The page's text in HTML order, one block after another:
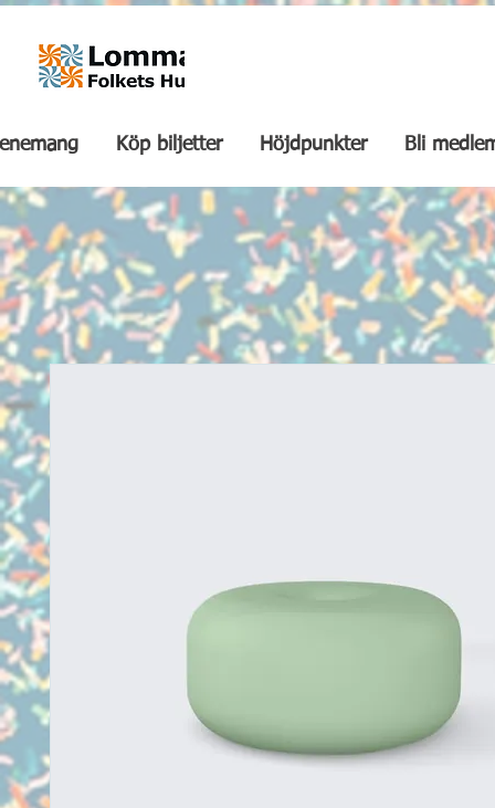
Köp biljetter Höjdpunkter Bli